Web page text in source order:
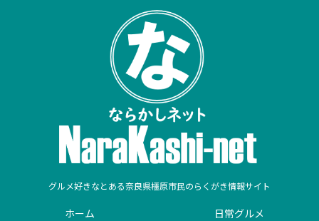
グルメ好きなとある奈良県橿原市民のらくがき情報サイト
ホーム
日常グルメ